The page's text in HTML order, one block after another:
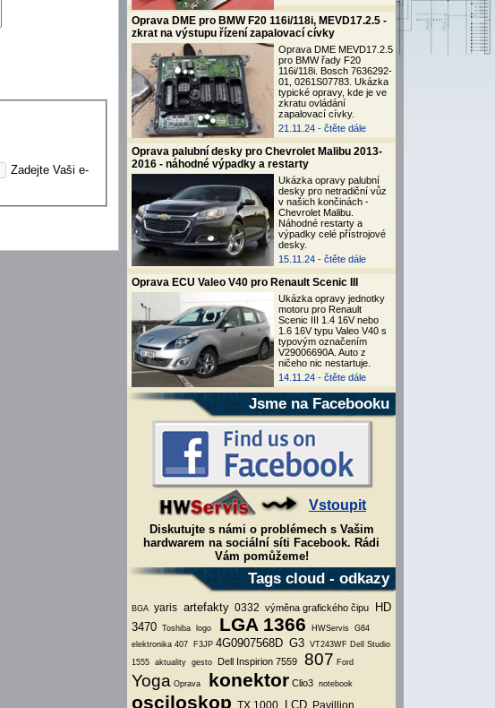
Oprava DME pro BMW F20 116i/118i, MEVD17.2.5 -
zkrat na výstupu řízení zapalovací cívky
Oprava DME MEVD17.2.5
pro BMW řady F20
116i/118i. Bosch 7636292-
01, 0261S07783. Ukázka
typické opravy, kde je ve
zkratu ovládání
zapalovací cívky.
21.11.24 - čtěte dále
Oprava palubní desky pro Chevrolet Malibu 2013-
2016 - náhodné výpadky a restarty
Ukázka opravy palubní
desky pro netradiční vůz
v našich končinách -
Chevrolet Malibu.
Náhodné restarty a
výpadky celé přístrojové
desky.
15.11.24 - čtěte dále
Oprava ECU Valeo V40 pro Renault Scenic III
Ukázka opravy jednotky
motoru pro Renault
Scenic III 1.4 16V nebo
1.6 16V typu Valeo V40 s
typovým označením
V29006690A. Auto z
ničeho nic nestartuje.
14.11.24 - čtěte dále
Jsme na Facebooku
Vstoupit
Diskutujte s námi o problémech s Vašim
hardwarem na sociální síti Facebook. Rádi
Vám pomůžeme!
Tags cloud - odkazy
BGA yaris artefakty 0332 výměna grafického čipu
HD
3470 Toshiba logo LGA 1366 HWServis G84
elektronika 407 F3JP 4G0907568D G3 VT243WF Dell Studio
1555 aktuality gesto Dell Inspirion 7559 807 Ford
Yoga Oprava konektor Clio3 notebook
osciloskop TX 1000 LCD Pavillion
Zadejte Vaši e-